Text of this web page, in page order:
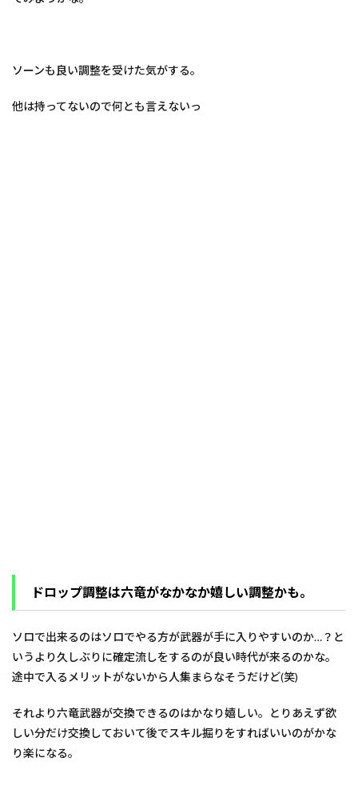
ソーンも良い調整を受けた気がする。
他は持ってないので何とも言えないっ
ドロップ調整は六竜がなかなか嬉しい調整かも。
ソロで出来るのはソロでやる方が武器が手に入りやすいのか…？と
いうより久しぶりに確定流しをするのが良い時代が来るのかな。
途中で入るメリットがないから人集まらなそうだけど(笑)
それより六竜武器が交換できるのはかなり嬉しい。とりあえず欲
しい分だけ交換しておいて後でスキル掘りをすればいいのがかな
り楽になる。